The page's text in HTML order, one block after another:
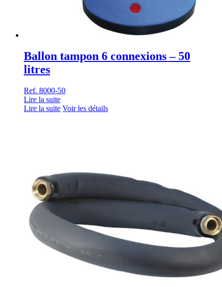
Ballon tampon 6 connexions – 50
litres
Ref. 8000-50
Lire la suite
Lire la suite Voir les détails